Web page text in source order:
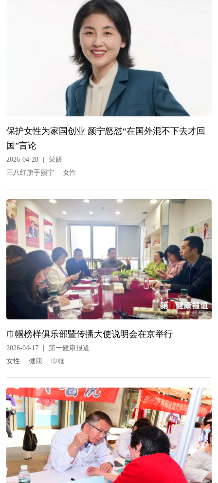
保护女性为家国创业 颜宁怒怼“在国外混不下去才回
国”言论
2026-04-28
荣妍
三八红旗手颜宁
女性
巾帼榜样俱乐部暨传播大使说明会在京举行
2026-04-17
第一健康报道
女性
健康 巾帼